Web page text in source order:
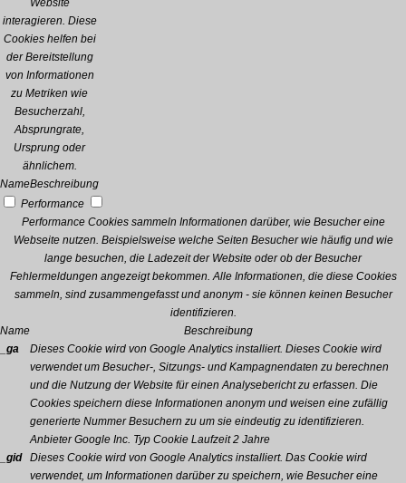
Website
interagieren. Diese
Cookies helfen bei
der Bereitstellung
von Informationen
zu Metriken wie
Besucherzahl,
Absprungrate,
Ursprung oder
ähnlichem.
NameBeschreibung
Performance
Performance Cookies sammeln Informationen darüber, wie Besucher eine
Webseite nutzen. Beispielsweise welche Seiten Besucher wie häufig und wie
lange besuchen, die Ladezeit der Website oder ob der Besucher
Fehlermeldungen angezeigt bekommen. Alle Informationen, die diese Cookies
sammeln, sind zusammengefasst und anonym - sie können keinen Besucher
identifizieren.
Name
Beschreibung
_ga
Dieses Cookie wird von Google Analytics installiert. Dieses Cookie wird
verwendet um Besucher-, Sitzungs- und Kampagnendaten zu berechnen
und die Nutzung der Website für einen Analysebericht zu erfassen. Die
Cookies speichern diese Informationen anonym und weisen eine zufällig
generierte Nummer Besuchern zu um sie eindeutig zu identifizieren.
Anbieter Google Inc. Typ Cookie Laufzeit 2 Jahre
_gid
Dieses Cookie wird von Google Analytics installiert. Das Cookie wird
verwendet, um Informationen darüber zu speichern, wie Besucher eine